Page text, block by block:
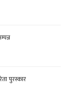
पुरस्कार